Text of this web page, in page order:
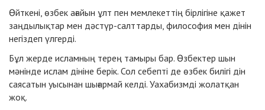
Өйткені, өзбек ағайын ұлт пен мемлекеттің бірлігіне қажет
заңдылықтар мен дәстүр-салттарды, философия мен дінін
негіздеп үлгерді.
Бұл жерде исламның терең тамыры бар. Өзбектер шын
мәнінде ислам дініне берік. Сол себепті де өзбек билігі дін
саясатын уысынан шығармай келді. Уахабизмді жолатқан
жоқ.